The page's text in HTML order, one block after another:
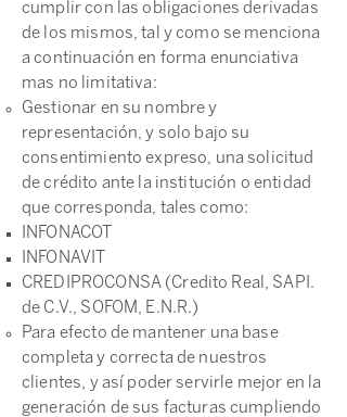
cumplir con las obligaciones derivadas
de los mismos, tal y como se menciona
a continuación en forma enunciativa
mas no limitativa:
Gestionar en su nombre y
representación, y solo bajo su
consentimiento expreso, una solicitud
de crédito ante la institución o entidad
que corresponda, tales como:
INFONACOT
INFONAVIT
CREDIPROCONSA (Credito Real, SAPI.
de C.V., SOFOM, E.N.R.)
Para efecto de mantener una base
completa y correcta de nuestros
clientes, y así poder servirle mejor en la
generación de sus facturas cumpliendo